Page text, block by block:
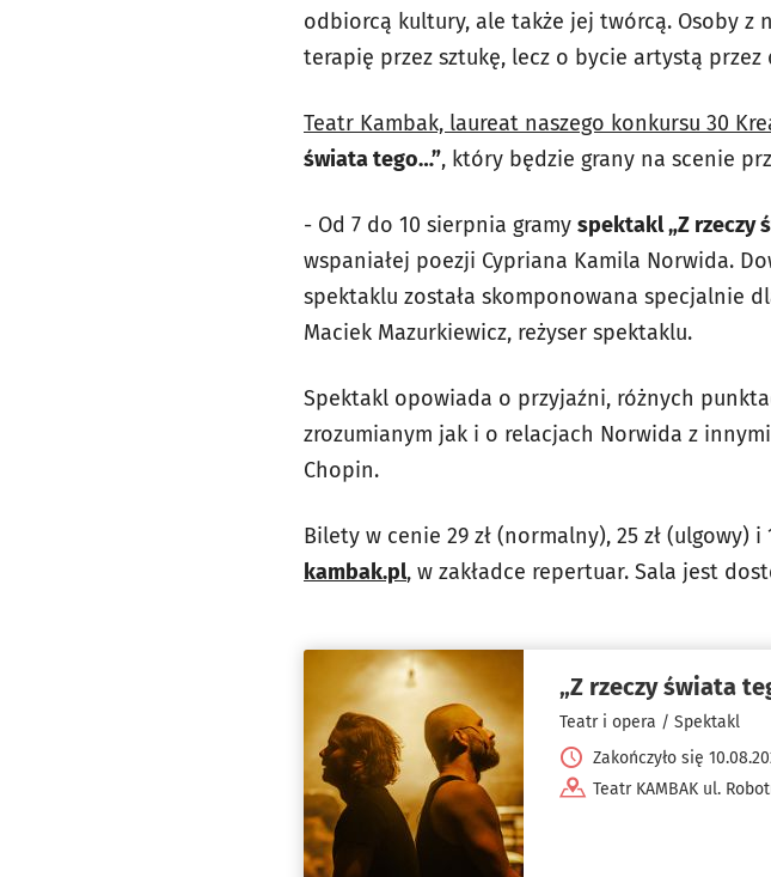
odbiorcą kultury, ale także jej twórcą. Osoby z
terapię przez sztukę, lecz o bycie artystą przez
Teatr Kambak, laureat naszego konkursu 30
świata tego…”, który będzie grany na scenie
- Od 7 do 10 sierpnia gramy spektakl „Z rzeczy
wspaniałej poezji Cypriana Kamila Norwida.
spektaklu została skomponowana specjalnie
Maciek Mazurkiewicz, reżyser spektaklu.
Spektakl opowiada o przyjaźni, różnych
zrozumianym jak i o relacjach Norwida z
Chopin.
Bilety w cenie 29 zł (normalny), 25 zł (ulgowy)
kambak.pl, w zakładce repertuar. Sala jest
„Z rzeczy świata
Teatr i opera / Spektakl
Zakończyło się
Teatr KAMBAK ul.